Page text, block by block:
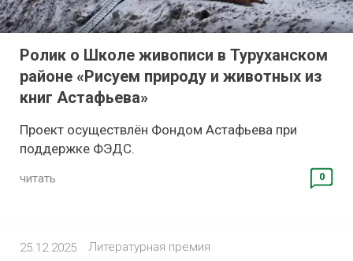
Ролик о Школе живописи в Туруханском
районе «Рисуем природу и животных из
книг Астафьева»
Проект осуществлён Фондом Астафьева при
поддержке ФЭДС.
читать 0
25.12.2025 Литературная премия